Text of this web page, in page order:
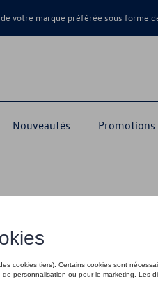
votre marque préférée sous forme
Nouveautés Promotions